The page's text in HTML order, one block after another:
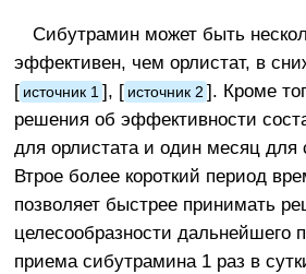
Сибутрамин может быть
эффективен, чем орлистат, в
[ источник 1 ], [ источник 2 ]. Кроме
решения об эффективности
для орлистата и один месяц для
Втрое более короткий период
позволяет быстрее принимать
целесообразности дальнейшего
приема сибутрамина 1 раз в